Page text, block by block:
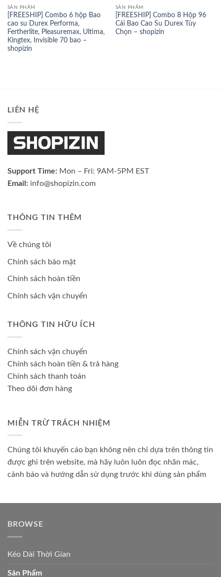
SẢN PHẨM
[FREESHIP] Combo 6 hộp Bao
cao su Durex Performa,
Fertherlite, Pleasuremax, Ultima,
Kingtex, Invisible 70 bao –
shopizin
SẢN PHẨM
[FREESHIP] Combo 8 Hộp 96
Cái Bao Cao Su Durex Tùy
Chọn – shopizin
LIÊN HỆ
Support Time: Mon – Fri: 9AM-5PM EST
Email: info@shopizin.com
THÔNG TIN THÊM
Về chúng tôi
Chính sách bảo mật
Chính sách hoàn tiền
Chính sách vận chuyển
THÔNG TIN HỮU ÍCH
Chính sách vận chuyển
Chính sách hoàn tiền & trả hàng
Chính sách thanh toán
Theo dõi đơn hàng
MIỄN TRỪ TRÁCH NHIỆM
Chúng tôi khuyến cáo bạn không nên chỉ dựa trên thông tin
được ghi trên website, mà hãy luôn luôn đọc nhãn mác,
cảnh báo và hướng dẫn sử dụng trước khi dùng sản phẩm
BROWSE
Kéo Dài Thời Gian
Sản Phẩm